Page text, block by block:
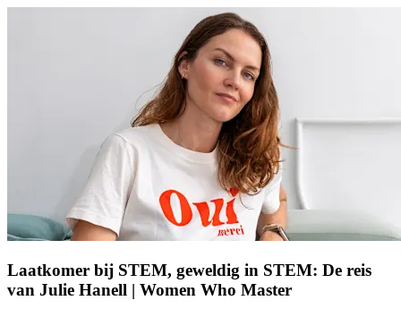
Laatkomer bij STEM, geweldig in STEM: De reis
van Julie Hanell | Women Who Master